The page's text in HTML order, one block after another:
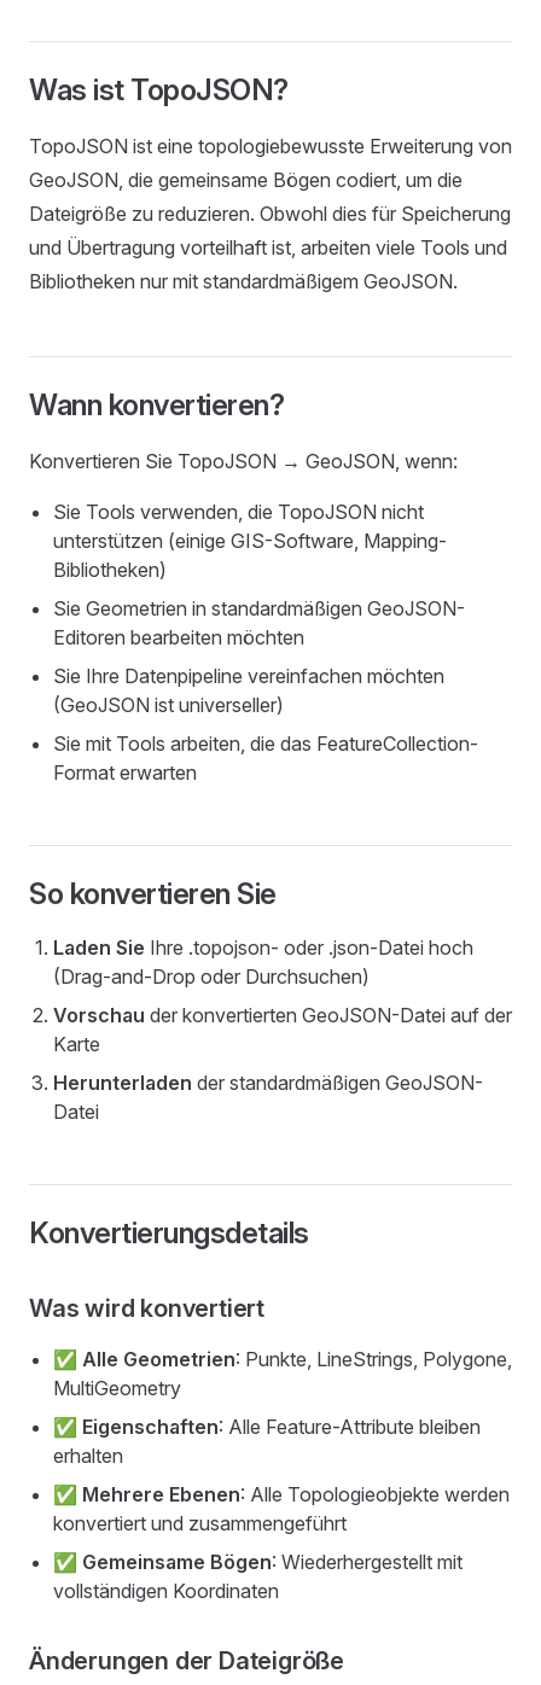
Was ist TopoJSON?
TopoJSON ist eine topologiebewusste Erweiterung von
GeoJSON, die gemeinsame Bögen codiert, um die
Dateigröße zu reduzieren. Obwohl dies für Speicherung
und Übertragung vorteilhaft ist, arbeiten viele Tools und
Bibliotheken nur mit standardmäßigem GeoJSON.
Wann konvertieren?
Konvertieren Sie TopoJSON → GeoJSON, wenn:
Sie Tools verwenden, die TopoJSON nicht
unterstützen (einige GIS-Software, Mapping-
Bibliotheken)
Sie Geometrien in standardmäßigen GeoJSON-
Editoren bearbeiten möchten
Sie Ihre Datenpipeline vereinfachen möchten
(GeoJSON ist universeller)
Sie mit Tools arbeiten, die das FeatureCollection-
Format erwarten
So konvertieren Sie
Laden Sie Ihre .topojson- oder .json-Datei hoch
(Drag-and-Drop oder Durchsuchen)
Vorschau der konvertierten GeoJSON-Datei auf der
Karte
Herunterladen der standardmäßigen GeoJSON-
Datei
Konvertierungsdetails
Was wird konvertiert
✅ Alle Geometrien: Punkte, LineStrings, Polygone,
MultiGeometry
✅ Eigenschaften: Alle Feature-Attribute bleiben
erhalten
✅ Mehrere Ebenen: Alle Topologieobjekte werden
konvertiert und zusammengeführt
✅ Gemeinsame Bögen: Wiederhergestellt mit
vollständigen Koordinaten
Änderungen der Dateigröße